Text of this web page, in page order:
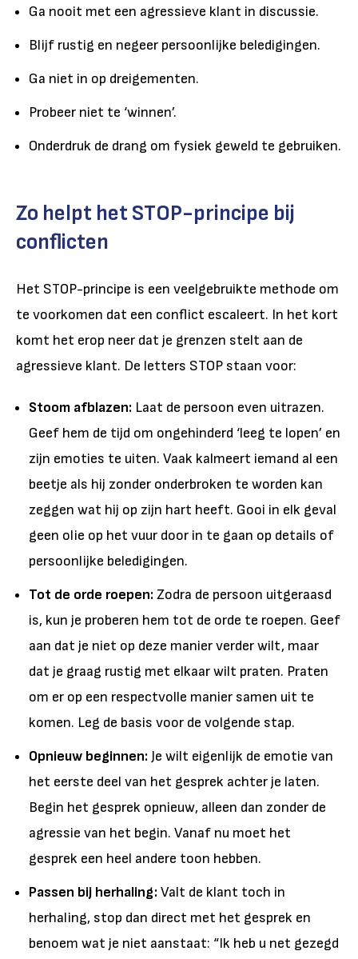
Ga nooit met een agressieve klant in discussie.
Blijf rustig en negeer persoonlijke beledigingen.
Ga niet in op dreigementen.
Probeer niet te ‘winnen’.
Onderdruk de drang om fysiek geweld te gebruiken.
Zo helpt het STOP-principe bij
conflicten
Het STOP-principe is een veelgebruikte methode om
te voorkomen dat een conflict escaleert. In het kort
komt het erop neer dat je grenzen stelt aan de
agressieve klant. De letters STOP staan voor:
Stoom afblazen: Laat de persoon even uitrazen.
Geef hem de tijd om ongehinderd ‘leeg te lopen’ en
zijn emoties te uiten. Vaak kalmeert iemand al een
beetje als hij zonder onderbroken te worden kan
zeggen wat hij op zijn hart heeft. Gooi in elk geval
geen olie op het vuur door in te gaan op details of
persoonlijke beledigingen.
Tot de orde roepen:Zodra de persoon uitgeraasd
is, kun je proberen hem tot de orde te roepen. Geef
aan dat je niet op deze manier verder wilt, maar
dat je graag rustig met elkaar wilt praten. Praten
om er op een respectvolle manier samen uit te
komen. Leg de basis voor de volgende stap.
Opnieuw beginnen: Je wilt eigenlijk de emotie van
het eerste deel van het gesprek achter je laten.
Begin het gesprek opnieuw, alleen dan zonder de
agressie van het begin. Vanaf nu moet het
gesprek een heel andere toon hebben.
Passen bij herhaling:Valt de klant toch in
herhaling, stop dan direct met het gesprek en
benoem wat je niet aanstaat: “Ik heb u net gezegd